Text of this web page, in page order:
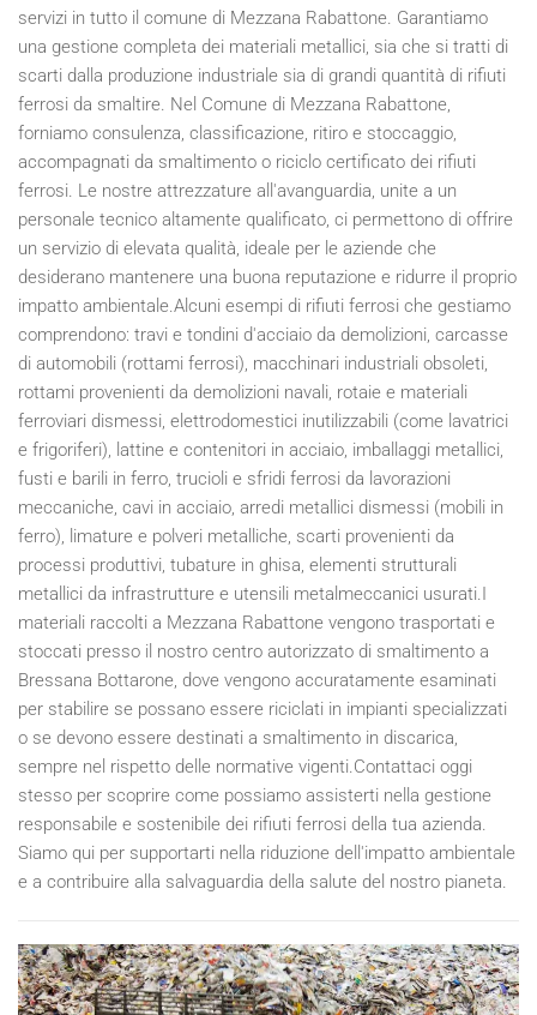
servizi in tutto il comune di Mezzana Rabattone. Garantiamo
una gestione completa dei materiali metallici, sia che si tratti di
scarti dalla produzione industriale sia di grandi quantità di rifiuti
ferrosi da smaltire. Nel Comune di Mezzana Rabattone,
forniamo consulenza, classificazione, ritiro e stoccaggio,
accompagnati da smaltimento o riciclo certificato dei rifiuti
ferrosi. Le nostre attrezzature all'avanguardia, unite a un
personale tecnico altamente qualificato, ci permettono di offrire
un servizio di elevata qualità, ideale per le aziende che
desiderano mantenere una buona reputazione e ridurre il proprio
impatto ambientale.Alcuni esempi di rifiuti ferrosi che gestiamo
comprendono: travi e tondini d'acciaio da demolizioni, carcasse
di automobili (rottami ferrosi), macchinari industriali obsoleti,
rottami provenienti da demolizioni navali, rotaie e materiali
ferroviari dismessi, elettrodomestici inutilizzabili (come lavatrici
e frigoriferi), lattine e contenitori in acciaio, imballaggi metallici,
fusti e barili in ferro, trucioli e sfridi ferrosi da lavorazioni
meccaniche, cavi in acciaio, arredi metallici dismessi (mobili in
ferro), limature e polveri metalliche, scarti provenienti da
processi produttivi, tubature in ghisa, elementi strutturali
metallici da infrastrutture e utensili metalmeccanici usurati.I
materiali raccolti a Mezzana Rabattone vengono trasportati e
stoccati presso il nostro centro autorizzato di smaltimento a
Bressana Bottarone, dove vengono accuratamente esaminati
per stabilire se possano essere riciclati in impianti specializzati
o se devono essere destinati a smaltimento in discarica,
sempre nel rispetto delle normative vigenti.Contattaci oggi
stesso per scoprire come possiamo assisterti nella gestione
responsabile e sostenibile dei rifiuti ferrosi della tua azienda.
Siamo qui per supportarti nella riduzione dell'impatto ambientale
e a contribuire alla salvaguardia della salute del nostro pianeta.